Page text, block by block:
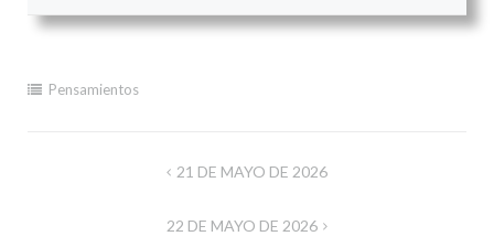
Pensamientos
21 DE MAYO DE 2026
22 DE MAYO DE 2026